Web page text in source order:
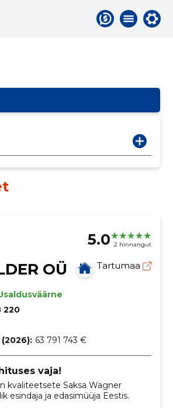
5.0 2 hinnangut
OÜ Tartumaa
220
63 791 743 €
vaja!
kvaliteetsete Saksa Wagner
esindaja ja edasimüüja Eestis.